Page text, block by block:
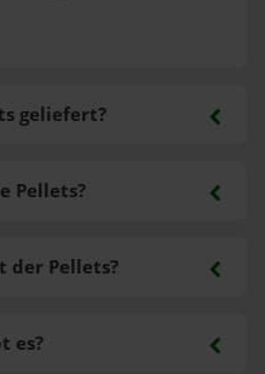
geliefert?
es?
Pellets?
der Pellets?